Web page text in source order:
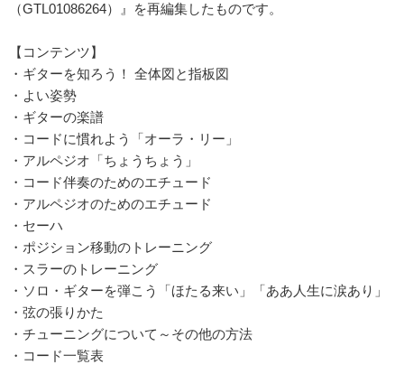
（GTL01086264）』を再編集したものです。
【コンテンツ】
・ギターを知ろう！ 全体図と指板図
・よい姿勢
・ギターの楽譜
・コードに慣れよう「オーラ・リー」
・アルペジオ「ちょうちょう」
・コード伴奏のためのエチュード
・アルペジオのためのエチュード
・セーハ
・ポジション移動のトレーニング
・スラーのトレーニング
・ソロ・ギターを弾こう「ほたる来い」「ああ人生に涙あり」
・弦の張りかた
・チューニングについて～その他の方法
・コード一覧表